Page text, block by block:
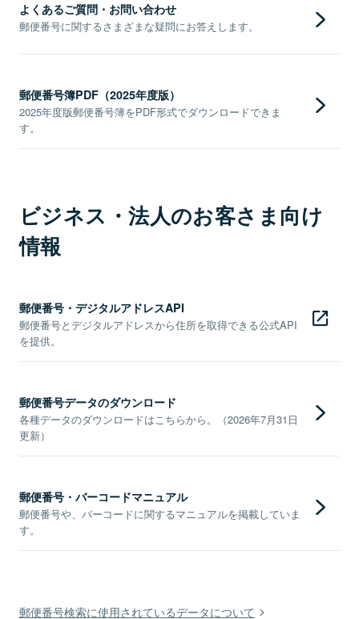
よくあるご質問・お問い合わせ
郵便番号に関するさまざまな疑問にお答えします。
郵便番号簿PDF（2025年度版）
2025年度版郵便番号簿をPDF形式でダウンロードできま
す。
ビジネス・法人のお客さま向け
情報
郵便番号・デジタルアドレスAPI
郵便番号とデジタルアドレスから住所を取得できる公式API
を提供。
郵便番号データのダウンロード
各種データのダウンロードはこちらから。（2026年7月31日
更新）
郵便番号・バーコードマニュアル
郵便番号や、バーコードに関するマニュアルを掲載していま
す。
郵便番号検索に使用されているデータについて